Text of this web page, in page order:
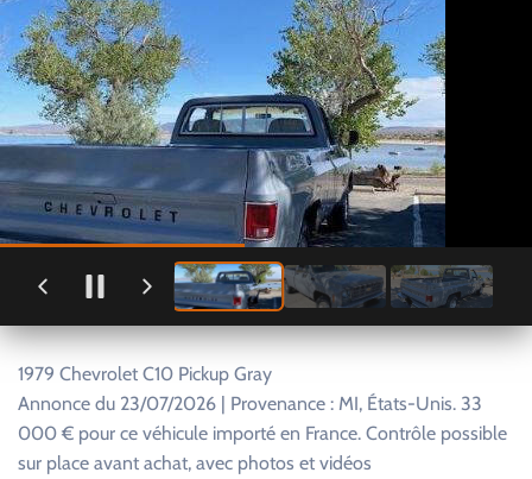
1979 Chevrolet C10 Pickup Gray
Annonce du 23/07/2026 | Provenance : MI, États-Unis. 33
000 € pour ce véhicule importé en France. Contrôle possible
sur place avant achat, avec photos et vidéos